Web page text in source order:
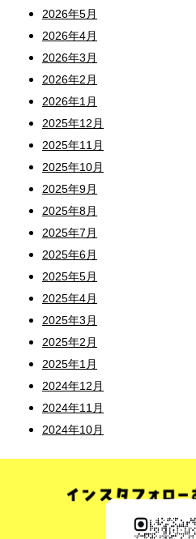
2026年5月
2026年4月
2026年3月
2026年2月
2026年1月
2025年12月
2025年11月
2025年10月
2025年9月
2025年8月
2025年7月
2025年6月
2025年5月
2025年4月
2025年3月
2025年2月
2025年1月
2024年12月
2024年11月
2024年10月